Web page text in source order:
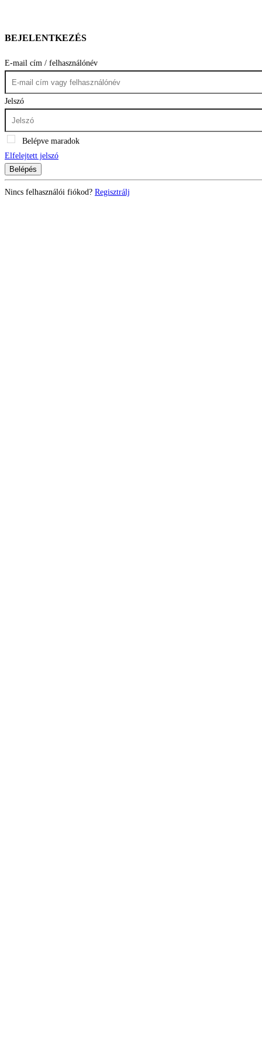
BEJELENTKEZÉS
E-mail cím / felhasználónév
Jelszó
Belépve maradok
Elfelejtett jelszó
Belépés
Nincs felhasználói fiókod? Regisztrálj